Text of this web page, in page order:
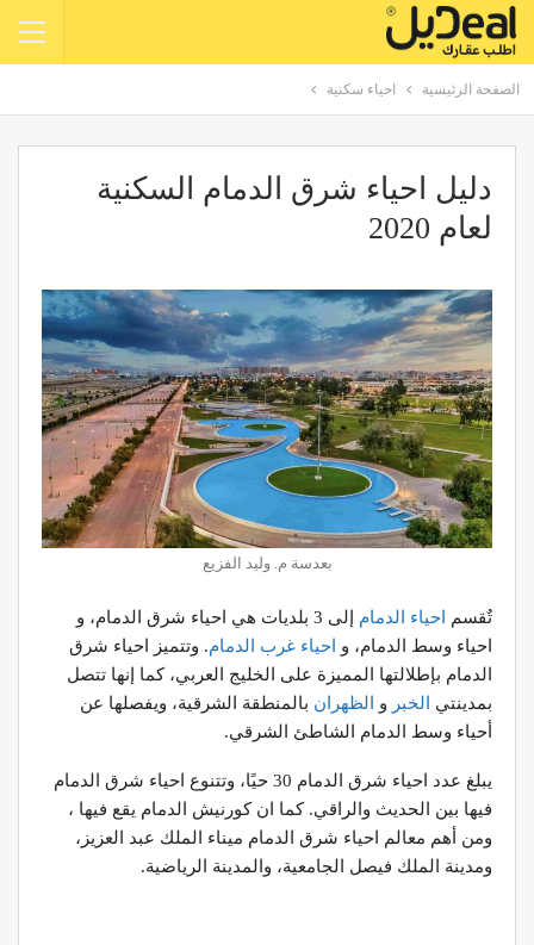
الصفحة الرئيسية احياء سكنية
دليل احياء شرق الدمام السكنية
لعام 2020
بعدسة م. وليد الفزيع
تٌقسم احياء الدمام
إلى 3 بلديات هي احياء شرق الدمام، و
احياء وسط الدمام، و احياء غرب الدمام. وتتميز احياء شرق
الدمام بإطلالتها المميزة على الخليج العربي، كما إنها تتصل
بمدينتي
الخبر و الظهران بالمنطقة الشرقية، ويفصلها عن
أحياء وسط الدمام الشاطئ الشرقي.
يبلغ عدد احياء شرق الدمام 30 حيًا، وتتنوع احياء شرق الدمام
فيها بين الحديث والراقي. كما ان كورنيش الدمام يقع فيها ،
ومن أهم معالم احياء شرق الدمام ميناء الملك عبد العزيز،
ومدينة الملك فيصل الجامعية، والمدينة الرياضية.